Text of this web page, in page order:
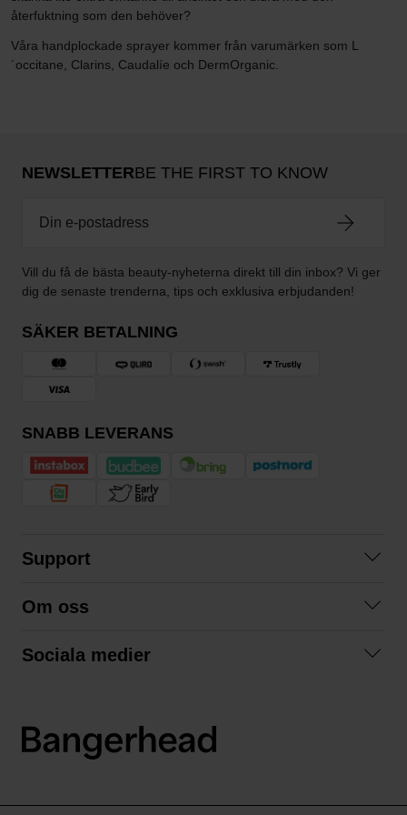
återfuktning som den behöver?
Våra handplockade sprayer kommer från varumärken som L
´occitane, Clarins, Caudalíe och DermOrganic.
NEWSLETTERBE THE FIRST TO KNOW
Vill du få de bästa beauty-nyheterna direkt till din inbox? Vi ger
dig de senaste trenderna, tips och exklusiva erbjudanden!
SÄKER BETALNING
SNABB LEVERANS
Support
Köpvillkor
Om oss
Våra fraktalternativ
Sociala medier
LinkedIn